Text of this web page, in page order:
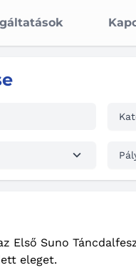
Első Suno
eleget.